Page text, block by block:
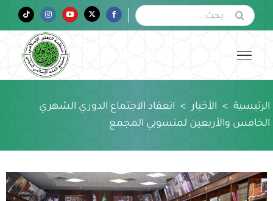
البحث
عن:
Facebook
Twitter
YouTube
Instagram
Tiktok
الرئيسية > الأخبار > انعقاد الاجتماع الدوري الشهري
الخامس والأربعين لمنسوبي المجمع